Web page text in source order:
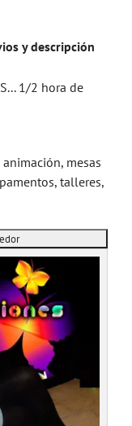
y descripción
1/2 hora de
mesas
talleres,